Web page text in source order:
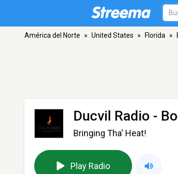
América del Norte » United States » Florida »
Ducvil Radio -
Bringing Tha' Heat!
Play Radio